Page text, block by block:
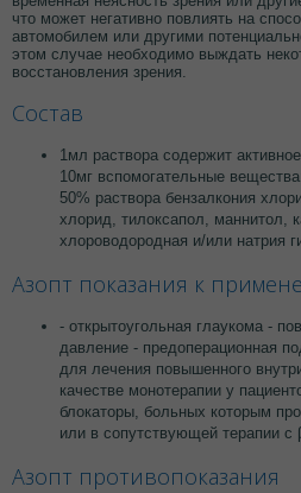
что может негативно повлиять на
автомобилем или другими
этом случае необходимо выждать
восстановления зрения.
Состав
1мл раствора содержит
10мг вспомогательные
50% раствора бензалкония
хлорид, тилоксапол, маннитол,
хлороводородная и/или натрия
Азопт показания к
- открытоугольная глаукома -
давление - предоперационная
для лечения повышенного
качестве монотерапии у
блокаторы, больных которым
или в сопутствующей терапии с
Азопт противопоказания